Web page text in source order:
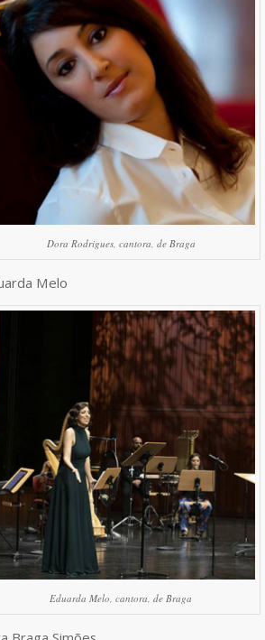
Dora Rodrigues, cantora, de Braga
Melo
Eduarda Melo, cantora, de Braga